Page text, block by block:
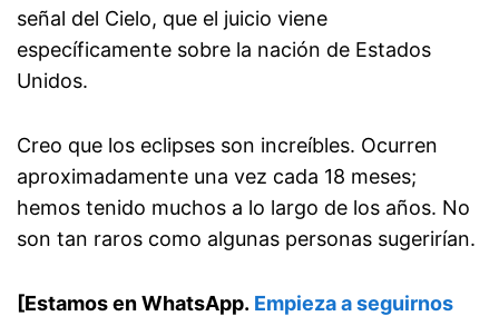
señal del Cielo, que el juicio viene
específicamente sobre la nación de Estados
Unidos.
Creo que los eclipses son increíbles. Ocurren
aproximadamente una vez cada 18 meses;
hemos tenido muchos a lo largo de los años. No
son tan raros como algunas personas sugerirían.
[Estamos en WhatsApp. Empieza a seguirnos